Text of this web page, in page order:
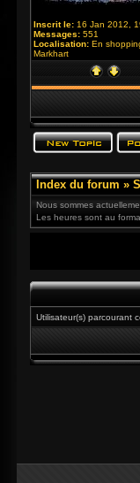
Inscrit le: 16 Jan 2012,
Messages: 551
Localisation: En
Markhart
Index du forum »
Nous sommes
Les heures sont au
Utilisateur(s) parcourant